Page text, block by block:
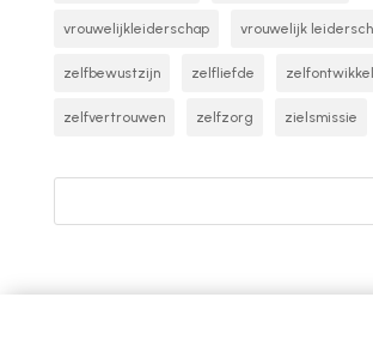
vrouwelijkleiderschap vrouwelijk
zelfbewustzijn zelfliefde
zelfvertrouwen zelfzorg zielsmissie